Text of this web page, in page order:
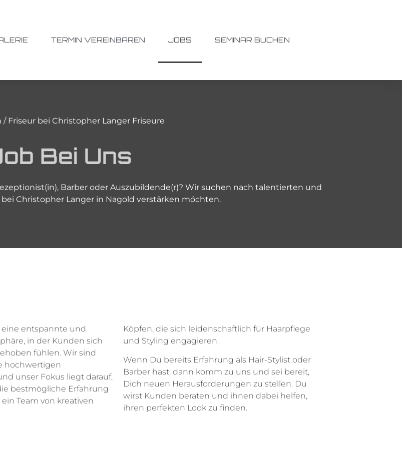
TERMIN VEREINBAREN JOBS SEMINAR BUCHEN
/ Friseur bei Christopher Langer Friseure
Bei Uns
Barber oder Auszubildende(r)? Wir suchen nach talentierten und
Christopher Langer in Nagold verstärken möchten.
entspannte und
in der Kunden sich
fühlen. Wir sind
hochwertigen
unser Fokus liegt darauf,
bestmögliche Erfahrung
Team von kreativen
für Haarpflege
und Styling engagieren.
Wenn Du bereits Erfahrung als Hair-Stylist oder
Barber hast, dann komm zu uns und sei bereit,
Dich neuen Herausforderungen zu stellen. Du
wirst Kunden beraten und ihnen dabei helfen,
ihren perfekten Look zu finden.